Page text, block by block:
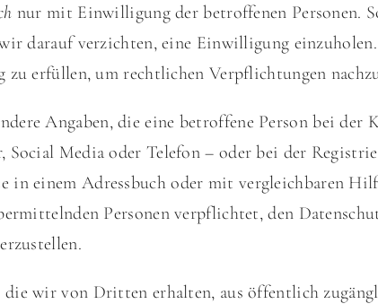
nur mit Einwilligung der betroffenen Personen.
darauf verzichten, eine Einwilligung
erfüllen, um rechtlichen Verpflichtungen
Angaben, die eine betroffene Person bei der
Media oder Telefon – oder bei der
in einem Adressbuch oder mit vergleichbaren
Personen verpflichtet, den
die wir von Dritten erhalten, aus öffentlich